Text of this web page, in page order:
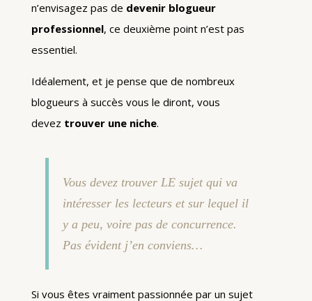
n’envisagez pas de devenir blogueur
professionnel, ce deuxième point n’est pas
essentiel.
Idéalement, et je pense que de nombreux
blogueurs à succès vous le diront, vous
deveztrouver une niche.
Vous devez trouver LE sujet qui va
intéresser les lecteurs et sur lequel il
y a peu, voire pas de concurrence.
Pas évident j’en conviens…
Si vous êtes vraiment passionnée par un sujet